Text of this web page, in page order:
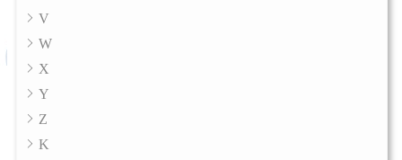
V
W
X
Y
Z
K